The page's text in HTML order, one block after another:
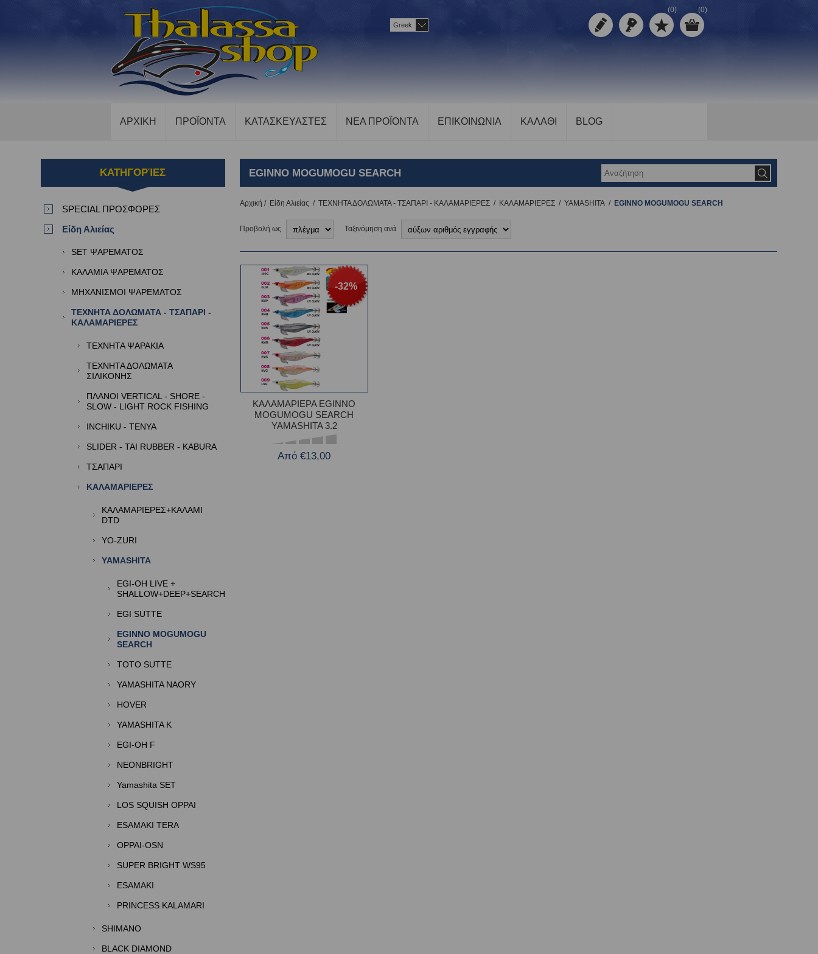
(0) (0)
Greek
ΑΡΧΙΚΗ ΠΡΟΪΟΝΤΑ ΚΑΤΑΣΚΕΥΑΣΤΕΣ ΝΕΑ ΠΡΟΪΟΝΤΑ ΕΠΙΚΟΙΝΩΝΙΑ ΚΑΛΑΘΙ BLOG
EGINNO MOGUMOGU SEARCH
Αρχική / Είδη Αλιείας / ΤΕΧΝΗΤΑ ΔΟΛΩΜΑΤΑ - ΤΣΑΠΑΡΙ - ΚΑΛΑΜΑΡΙΕΡΕΣ / ΚΑΛΑΜΑΡΙΕΡΕΣ / YAMASHITA / EGINNO MOGUMOGU SEARCH
Προβολή ως Ταξινόμηση ανά
-32%
ΚΑΛΑΜΑΡΙΕΡΑ EGINNO
MOGUMOGU SEARCH
YAMASHITA 3.2
Από €13,00
ΚΑΤΗΓΟΡΊΕΣ
SPECIAL ΠΡΟΣΦΟΡΕΣ
Είδη Αλιείας
SET ΨΑΡΕΜΑΤΟΣ
ΚΑΛΑΜΙΑ ΨΑΡΕΜΑΤΟΣ
ΜΗΧΑΝΙΣΜΟΙ ΨΑΡΕΜΑΤΟΣ
ΤΕΧΝΗΤΑ ΔΟΛΩΜΑΤΑ - ΤΣΑΠΑΡΙ -
ΚΑΛΑΜΑΡΙΕΡΕΣ
ΤΕΧΝΗΤΑ ΨΑΡΑΚΙΑ
ΤΕΧΝΗΤΑ ΔΟΛΩΜΑΤΑ
ΣΙΛΙΚΟΝΗΣ
ΠΛΑΝΟΙ VERTICAL - SHORE -
SLOW - LIGHT ROCK FISHING
INCHIKU - TENYA
SLIDER - TAI RUBBER - KABURA
TΣΑΠΑΡΙ
ΚΑΛΑΜΑΡΙΕΡΕΣ
ΚΑΛΑΜΑΡΙΕΡΕΣ+ΚΑΛΑΜΙ
DTD
YO-ZURI
YAMASHITA
EGI-OH LIVE +
SHALLOW+DEEP+SEARCH
EGI SUTTE
EGINNO MOGUMOGU
SEARCH
TOTO SUTTE
YAMASHITA NAORY
HOVER
YAMASHITA K
EGI-OH F
NEONBRIGHT
Yamashita SET
LOS SQUISH OPPAI
ESAMAKI TERA
OPPAI-OSN
SUPER BRIGHT WS95
ESAMAKI
PRINCESS KALAMARI
SHIMANO
BLACK DIAMOND